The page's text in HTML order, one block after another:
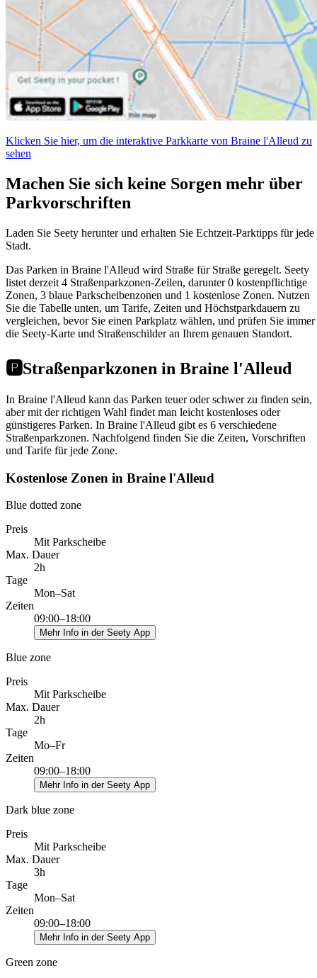
Klicken Sie hier, um die interaktive Parkkarte von Braine l'Alleud zu
sehen
Machen Sie sich keine Sorgen mehr über
Parkvorschriften
Laden Sie Seety herunter und erhalten Sie Echtzeit-Parktipps für jede
Stadt.
Das Parken in Braine l'Alleud wird Straße für Straße geregelt. Seety
listet derzeit 4 Straßenparkzonen-Zeilen, darunter 0 kostenpflichtige
Zonen, 3 blaue Parkscheibenzonen und 1 kostenlose Zonen. Nutzen
Sie die Tabelle unten, um Tarife, Zeiten und Höchstparkdauern zu
vergleichen, bevor Sie einen Parkplatz wählen, und prüfen Sie immer
die Seety-Karte und Straßenschilder an Ihrem genauen Standort.
🅿️Straßenparkzonen in Braine l'Alleud
In Braine l'Alleud kann das Parken teuer oder schwer zu finden sein,
aber mit der richtigen Wahl findet man leicht kostenloses oder
günstigeres Parken. In Braine l'Alleud gibt es 6 verschiedene
Straßenparkzonen. Nachfolgend finden Sie die Zeiten, Vorschriften
und Tarife für jede Zone.
Kostenlose Zonen in Braine l'Alleud
Blue dotted zone
Preis
Mit Parkscheibe
Max. Dauer
2h
Tage
Mon–Sat
Zeiten
09:00–18:00
Mehr Info in der Seety App
Blue zone
Preis
Mit Parkscheibe
Max. Dauer
2h
Tage
Mo–Fr
Zeiten
09:00–18:00
Mehr Info in der Seety App
Dark blue zone
Preis
Mit Parkscheibe
Max. Dauer
3h
Tage
Mon–Sat
Zeiten
09:00–18:00
Mehr Info in der Seety App
Green zone